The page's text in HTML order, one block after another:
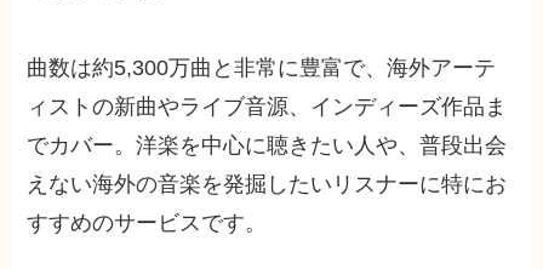
曲数は約5,300万曲と非常に豊富で、海外アーテ
ィストの新曲やライブ音源、インディーズ作品ま
でカバー。洋楽を中心に聴きたい人や、普段出会
えない海外の音楽を発掘したいリスナーに特にお
すすめのサービスです。